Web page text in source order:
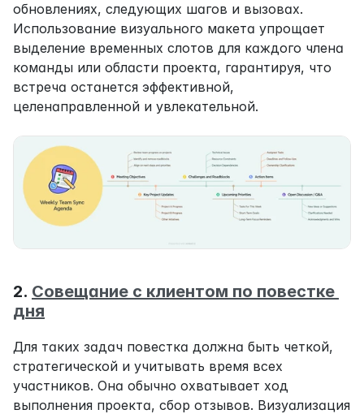
обновлениях, следующих шагов и вызовах.
Использование визуального макета упрощает
выделение временных слотов для каждого члена
команды или области проекта, гарантируя, что
встреча останется эффективной,
целенаправленной и увлекательной.
2. Совещание с клиентом по повестке
дня
Для таких задач повестка должна быть четкой,
стратегической и учитывать время всех
участников. Она обычно охватывает ход
выполнения проекта, сбор отзывов. Визуализация